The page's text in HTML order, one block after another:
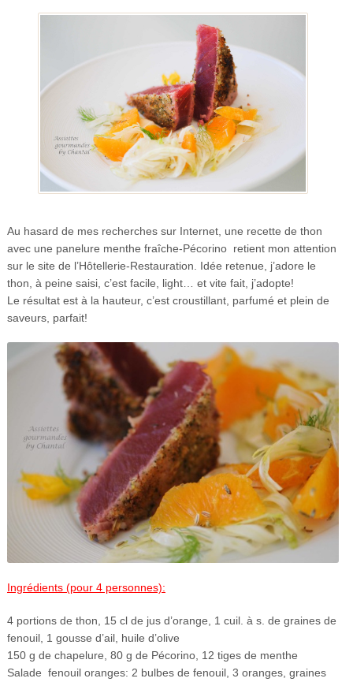
Au hasard de mes recherches sur Internet, une recette de thon
avec une panelure menthe fraîche-Pécorino retient mon attention
sur le site de l’Hôtellerie-Restauration. Idée retenue, j’adore le
thon, à peine saisi, c’est facile, light… et vite fait, j’adopte!
Le résultat est à la hauteur, c’est croustillant, parfumé et plein de
saveurs, parfait!
Ingrédients (pour 4 personnes):
4 portions de thon, 15 cl de jus d’orange, 1 cuil. à s. de graines de
fenouil, 1 gousse d’ail, huile d’olive
150 g de chapelure, 80 g de Pécorino, 12 tiges de menthe
Salade fenouil oranges: 2 bulbes de fenouil, 3 oranges, graines